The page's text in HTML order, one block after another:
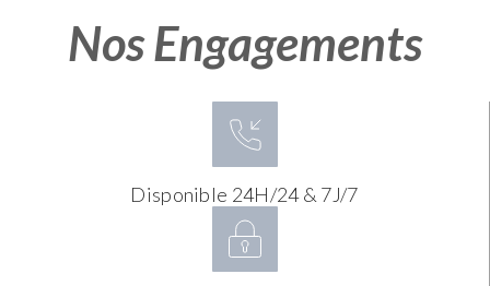
Nos Engagements
Disponible 24H/24 & 7J/7